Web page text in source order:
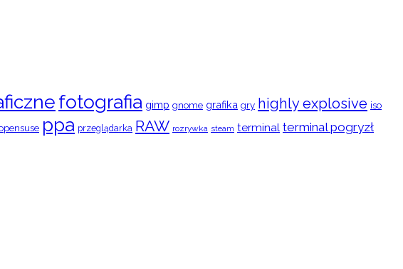
fotografia gimp gnome grafika gry highly explosive iso
ppa przeglądarka RAW rozrywka steam terminal terminal pogryzł